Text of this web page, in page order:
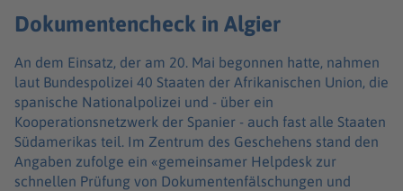
Dokumentencheck in Algier
An dem Einsatz, der am 20. Mai begonnen hatte, nahmen
laut Bundespolizei 40 Staaten der Afrikanischen Union, die
spanische Nationalpolizei und - über ein
Kooperationsnetzwerk der Spanier - auch fast alle Staaten
Südamerikas teil. Im Zentrum des Geschehens stand den
Angaben zufolge ein «gemeinsamer Helpdesk zur
schnellen Prüfung von Dokumentenfälschungen und